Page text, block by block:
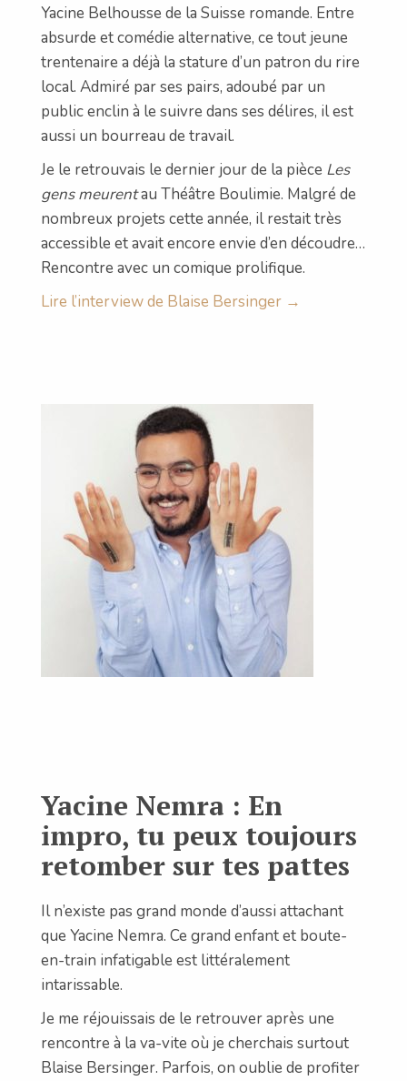
Yacine Belhousse de la Suisse romande. Entre
absurde et comédie alternative, ce tout jeune
trentenaire a déjà la stature d’un patron du rire
local. Admiré par ses pairs, adoubé par un
public enclin à le suivre dans ses délires, il est
aussi un bourreau de travail.
Je le retrouvais le dernier jour de la pièce Les
gens meurentau Théâtre Boulimie. Malgré de
nombreux projets cette année, il restait très
accessible et avait encore envie d’en découdre…
Rencontre avec un comique prolifique.
Lire l’interview de Blaise Bersinger →
Yacine Nemra : En
impro, tu peux toujours
retomber sur tes pattes
Il n’existe pas grand monde d’aussi attachant
que Yacine Nemra. Ce grand enfant et boute-
en-train infatigable est littéralement
intarissable.
Je me réjouissais de le retrouver après une
rencontre à la va-vite où je cherchais surtout
Blaise Bersinger. Parfois, on oublie de profiter